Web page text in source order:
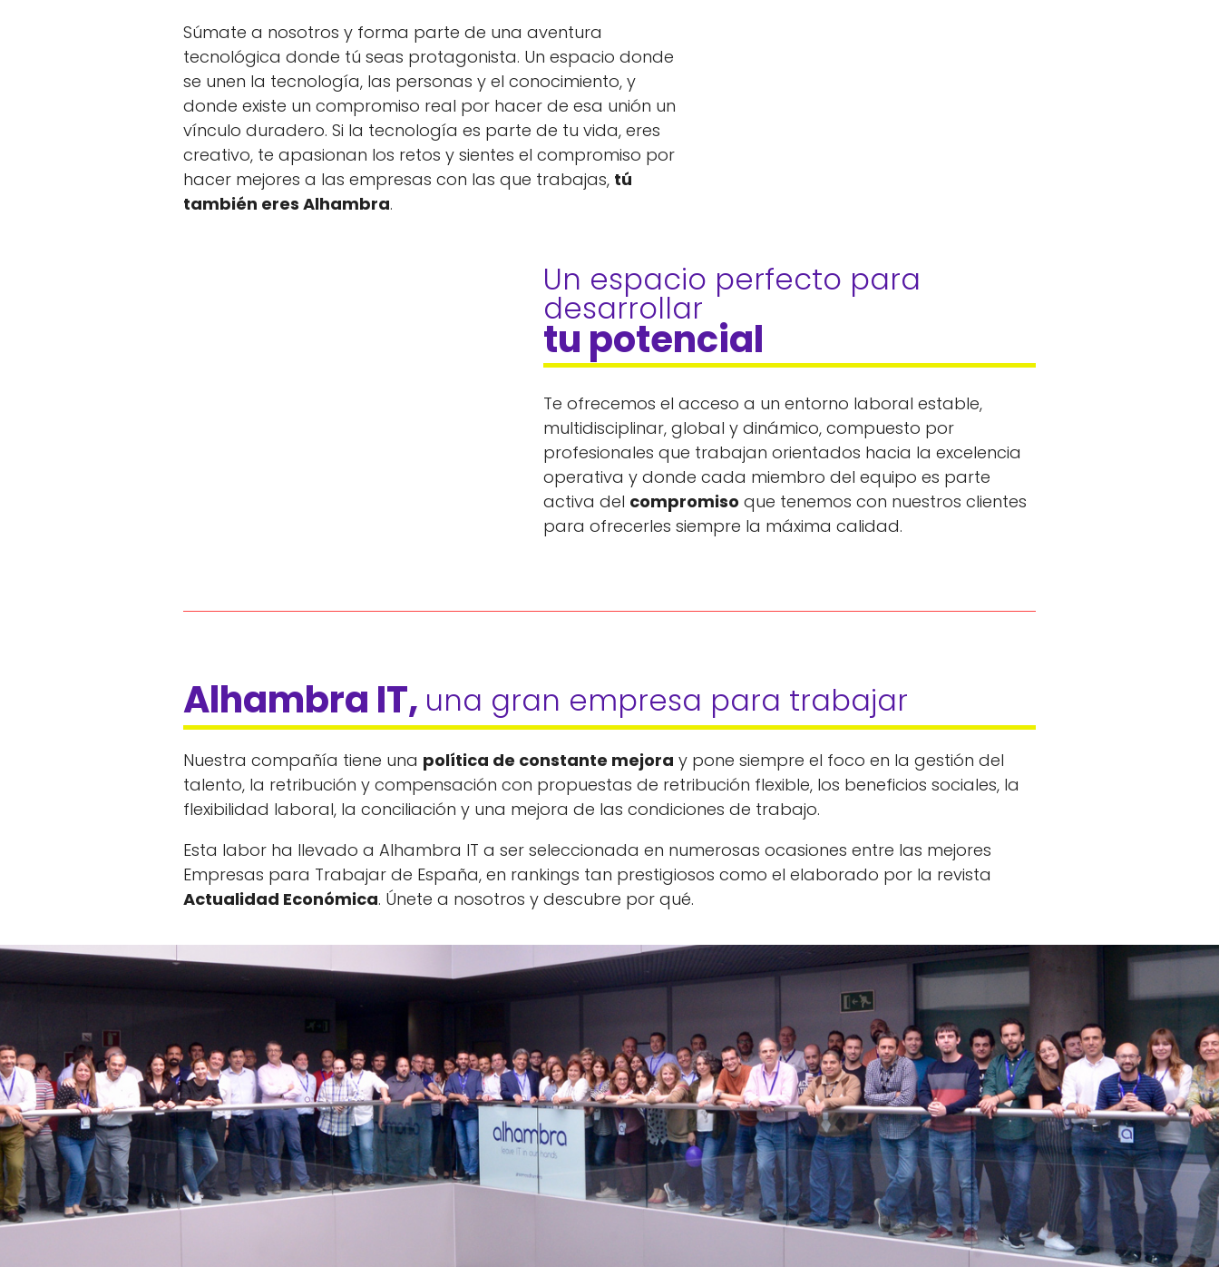
Súmate a nosotros y forma parte de una aventura
tecnológica donde tú seas protagonista. Un espacio donde
se unen la tecnología, las personas y el conocimiento, y
donde existe un compromiso real por hacer de esa unión un
vínculo duradero. Si la tecnología es parte de tu vida, eres
creativo, te apasionan los retos y sientes el compromiso por
hacer mejores a las empresas con las que trabajas, tú
también eres Alhambra.
Un espacio perfecto para
desarrollar
tu potencial
Te ofrecemos el acceso a un entorno laboral estable,
multidisciplinar, global y dinámico, compuesto por
profesionales que trabajan orientados hacia la excelencia
operativa y donde cada miembro del equipo es parte
activa del compromiso que tenemos con nuestros clientes
para ofrecerles siempre la máxima calidad.
Alhambra IT, una gran empresa para trabajar
Nuestra compañía tiene una política de constante mejora y pone siempre el foco en la gestión del
talento, la retribución y compensación con propuestas de retribución flexible, los beneficios sociales, la
flexibilidad laboral, la conciliación y una mejora de las condiciones de trabajo.
Esta labor ha llevado a Alhambra IT a ser seleccionada en numerosas ocasiones entre las mejores
Empresas para Trabajar de España, en rankings tan prestigiosos como el elaborado por la revista
Actualidad Económica. Únete a nosotros y descubre por qué.